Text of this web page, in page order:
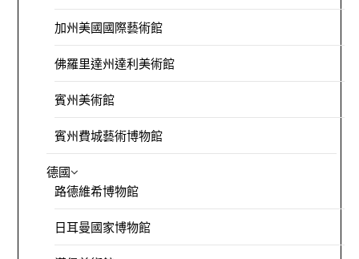
加州美國國際藝術館
佛羅里達州達利美術館
賓州美術館
賓州費城藝術博物館
德國
路德維希博物館
日耳曼國家博物館